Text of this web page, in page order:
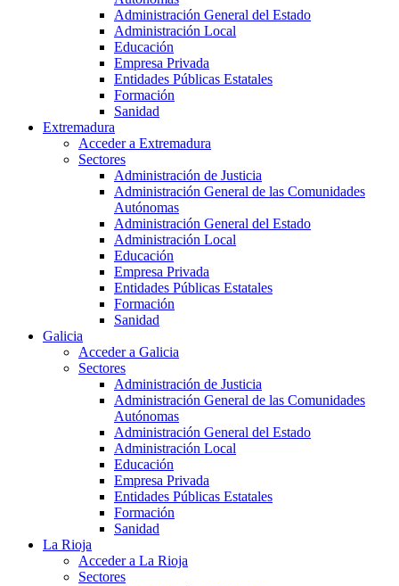
Administración General del Estado
Administración Local
Educación
Empresa Privada
Entidades Públicas Estatales
Formación
Sanidad
Extremadura
Acceder a Extremadura
Sectores
Administración de Justicia
Administración General de las Comunidades
Autónomas
Administración General del Estado
Administración Local
Educación
Empresa Privada
Entidades Públicas Estatales
Formación
Sanidad
Galicia
Acceder a Galicia
Sectores
Administración de Justicia
Administración General de las Comunidades
Autónomas
Administración General del Estado
Administración Local
Educación
Empresa Privada
Entidades Públicas Estatales
Formación
Sanidad
La Rioja
Acceder a La Rioja
Sectores